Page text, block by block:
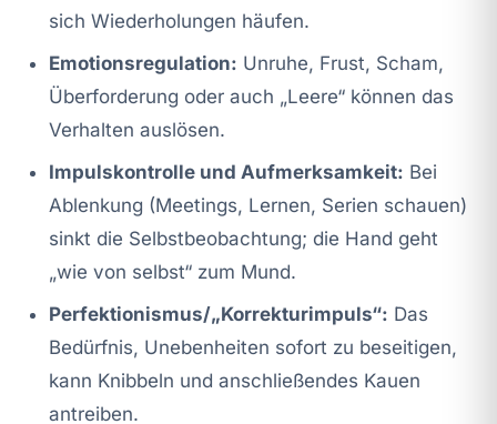
sich Wiederholungen häufen.
Emotionsregulation: Unruhe, Frust, Scham,
Überforderung oder auch „Leere“ können das
Verhalten auslösen.
Impulskontrolle und Aufmerksamkeit: Bei
Ablenkung (Meetings, Lernen, Serien schauen)
sinkt die Selbstbeobachtung; die Hand geht
„wie von selbst“ zum Mund.
Perfektionismus/„Korrekturimpuls“: Das
Bedürfnis, Unebenheiten sofort zu beseitigen,
kann Knibbeln und anschließendes Kauen
antreiben.